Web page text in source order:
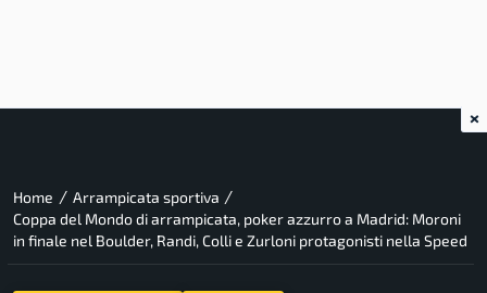
Home / Arrampicata sportiva /
Coppa del Mondo di arrampicata, poker azzurro a Madrid: Moroni
in finale nel Boulder, Randi, Colli e Zurloni protagonisti nella Speed
×